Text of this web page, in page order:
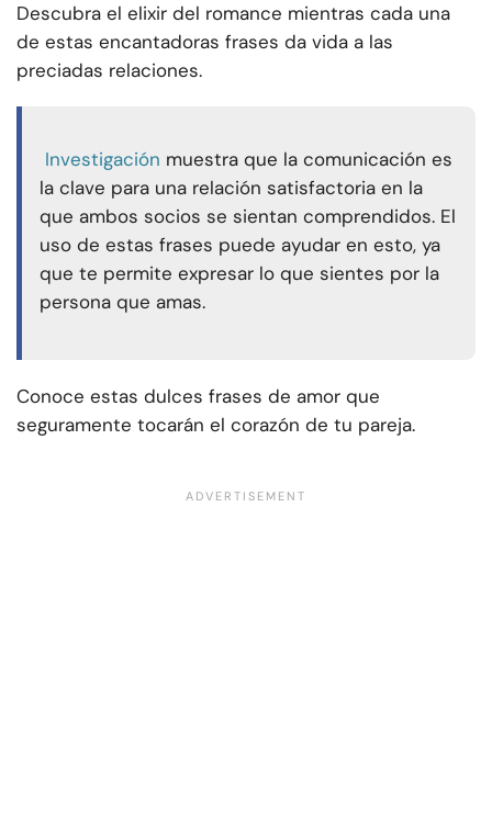
Descubra el elixir del romance mientras cada una
de estas encantadoras frases da vida a las
preciadas relaciones.
Investigación muestra que la comunicación es
la clave para una relación satisfactoria en la
que ambos socios se sientan comprendidos. El
uso de estas frases puede ayudar en esto, ya
que te permite expresar lo que sientes por la
persona que amas.
Conoce estas dulces frases de amor que
seguramente tocarán el corazón de tu pareja.